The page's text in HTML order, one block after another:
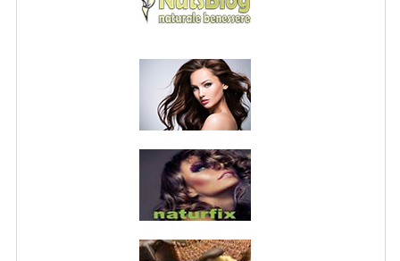
NORMATIVA PRIVACY
CONDIZIONI DI VENDITA
MAPPA DEL SITO
BUONI SCONTO
CANCELLA NEWSLETTER
BLOG